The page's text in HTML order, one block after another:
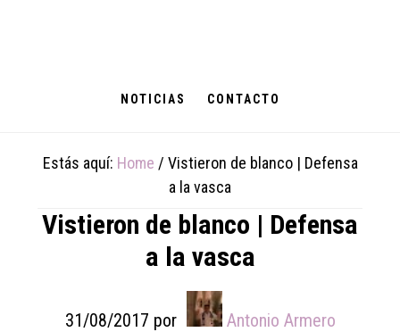
NOTICIAS CONTACTO
Estás aquí: Home / Vistieron de blanco | Defensa
a la vasca
Vistieron de blanco | Defensa
a la vasca
31/08/2017 por Antonio Armero